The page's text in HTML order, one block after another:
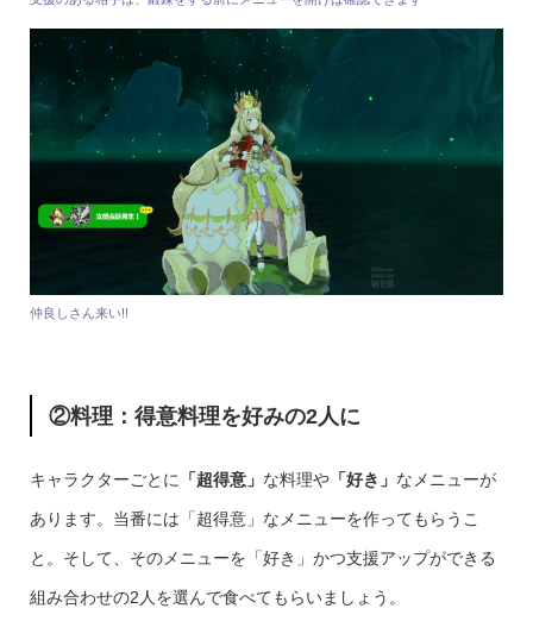
仲良しさん来い!!
②料理：得意料理を好みの2人に
キャラクターごとに 「超得意」 な料理や「好き」 なメニューが
あります。当番には「超得意」なメニューを作ってもらうこ
と。そして、そのメニューを「好き」かつ支援アップができる
組み合わせの2人を選んで食べてもらいましょう。